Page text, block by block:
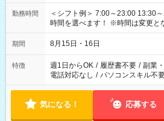
勤務時間
＜シフト例＞ 7:00～23:00 13:30～22:00 上記の時間
時間を選べます！ ※時間は変更と
期間 8月15日・16日
特徴 週1日からOK / 履歴書不要 / 副業
電話対応なし / パソコンスキル不
気になる！ 応募する